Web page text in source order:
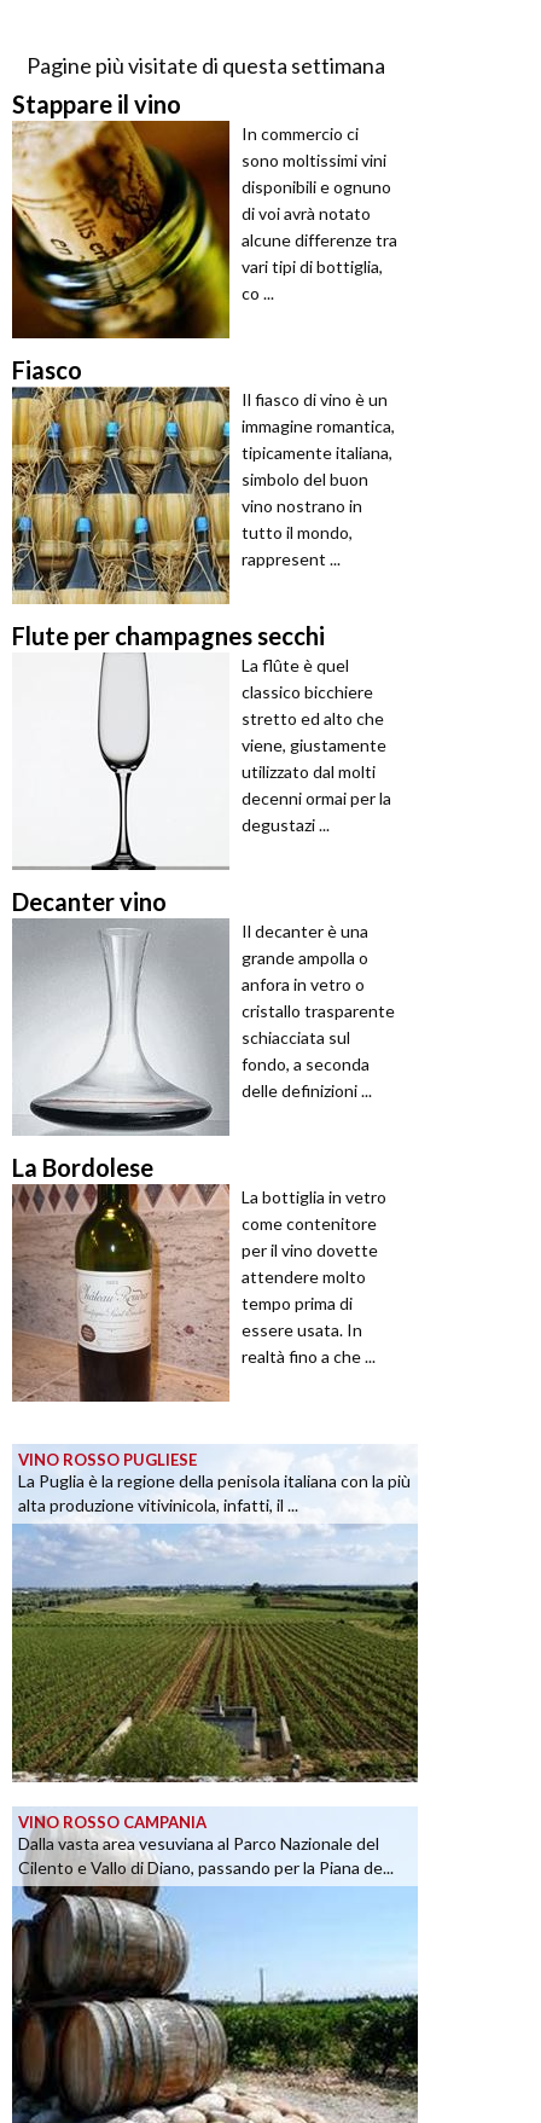
Pagine più visitate di questa settimana
Stappare il vino
In commercio ci
sono moltissimi vini
disponibili e ognuno
di voi avrà notato
alcune differenze tra
vari tipi di bottiglia,
co ...
Fiasco
Il fiasco di vino è un
immagine romantica,
tipicamente italiana,
simbolo del buon
vino nostrano in
tutto il mondo,
rappresent ...
Flute per champagnes secchi
La flûte è quel
classico bicchiere
stretto ed alto che
viene, giustamente
utilizzato dal molti
decenni ormai per la
degustazi ...
Decanter vino
Il decanter è una
grande ampolla o
anfora in vetro o
cristallo trasparente
schiacciata sul
fondo, a seconda
delle definizioni ...
La Bordolese
La bottiglia in vetro
come contenitore
per il vino dovette
attendere molto
tempo prima di
essere usata. In
realtà fino a che ...
VINO ROSSO PUGLIESE
La Puglia è la regione della penisola italiana con la più
alta produzione vitivinicola, infatti, il ...
VINO ROSSO CAMPANIA
Dalla vasta area vesuviana al Parco Nazionale del
Cilento e Vallo di Diano, passando per la Piana de...